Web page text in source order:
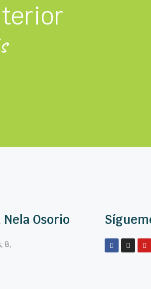
Osorio
8,